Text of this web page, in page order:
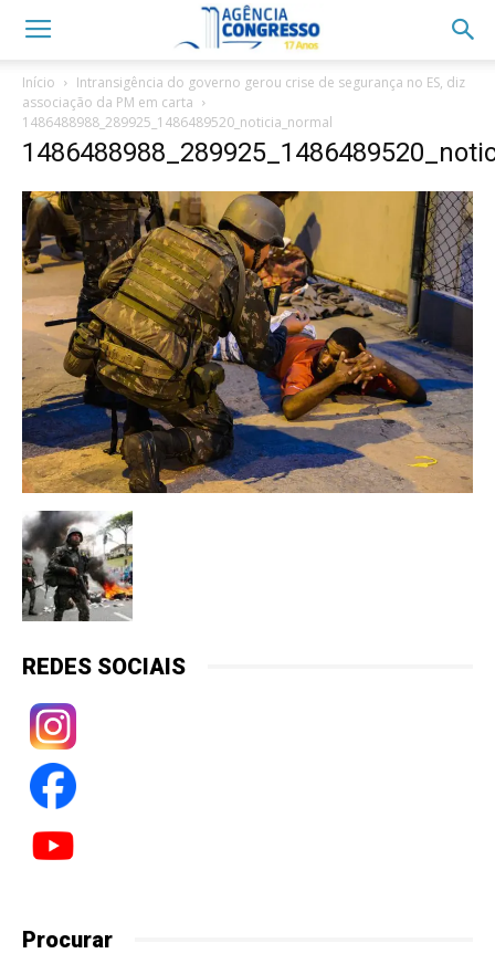
Início
Intransigência do governo gerou crise de segurança no ES, diz
associação da PM em carta
1486488988_289925_1486489520_noticia_normal
REDES SOCIAIS
Procurar